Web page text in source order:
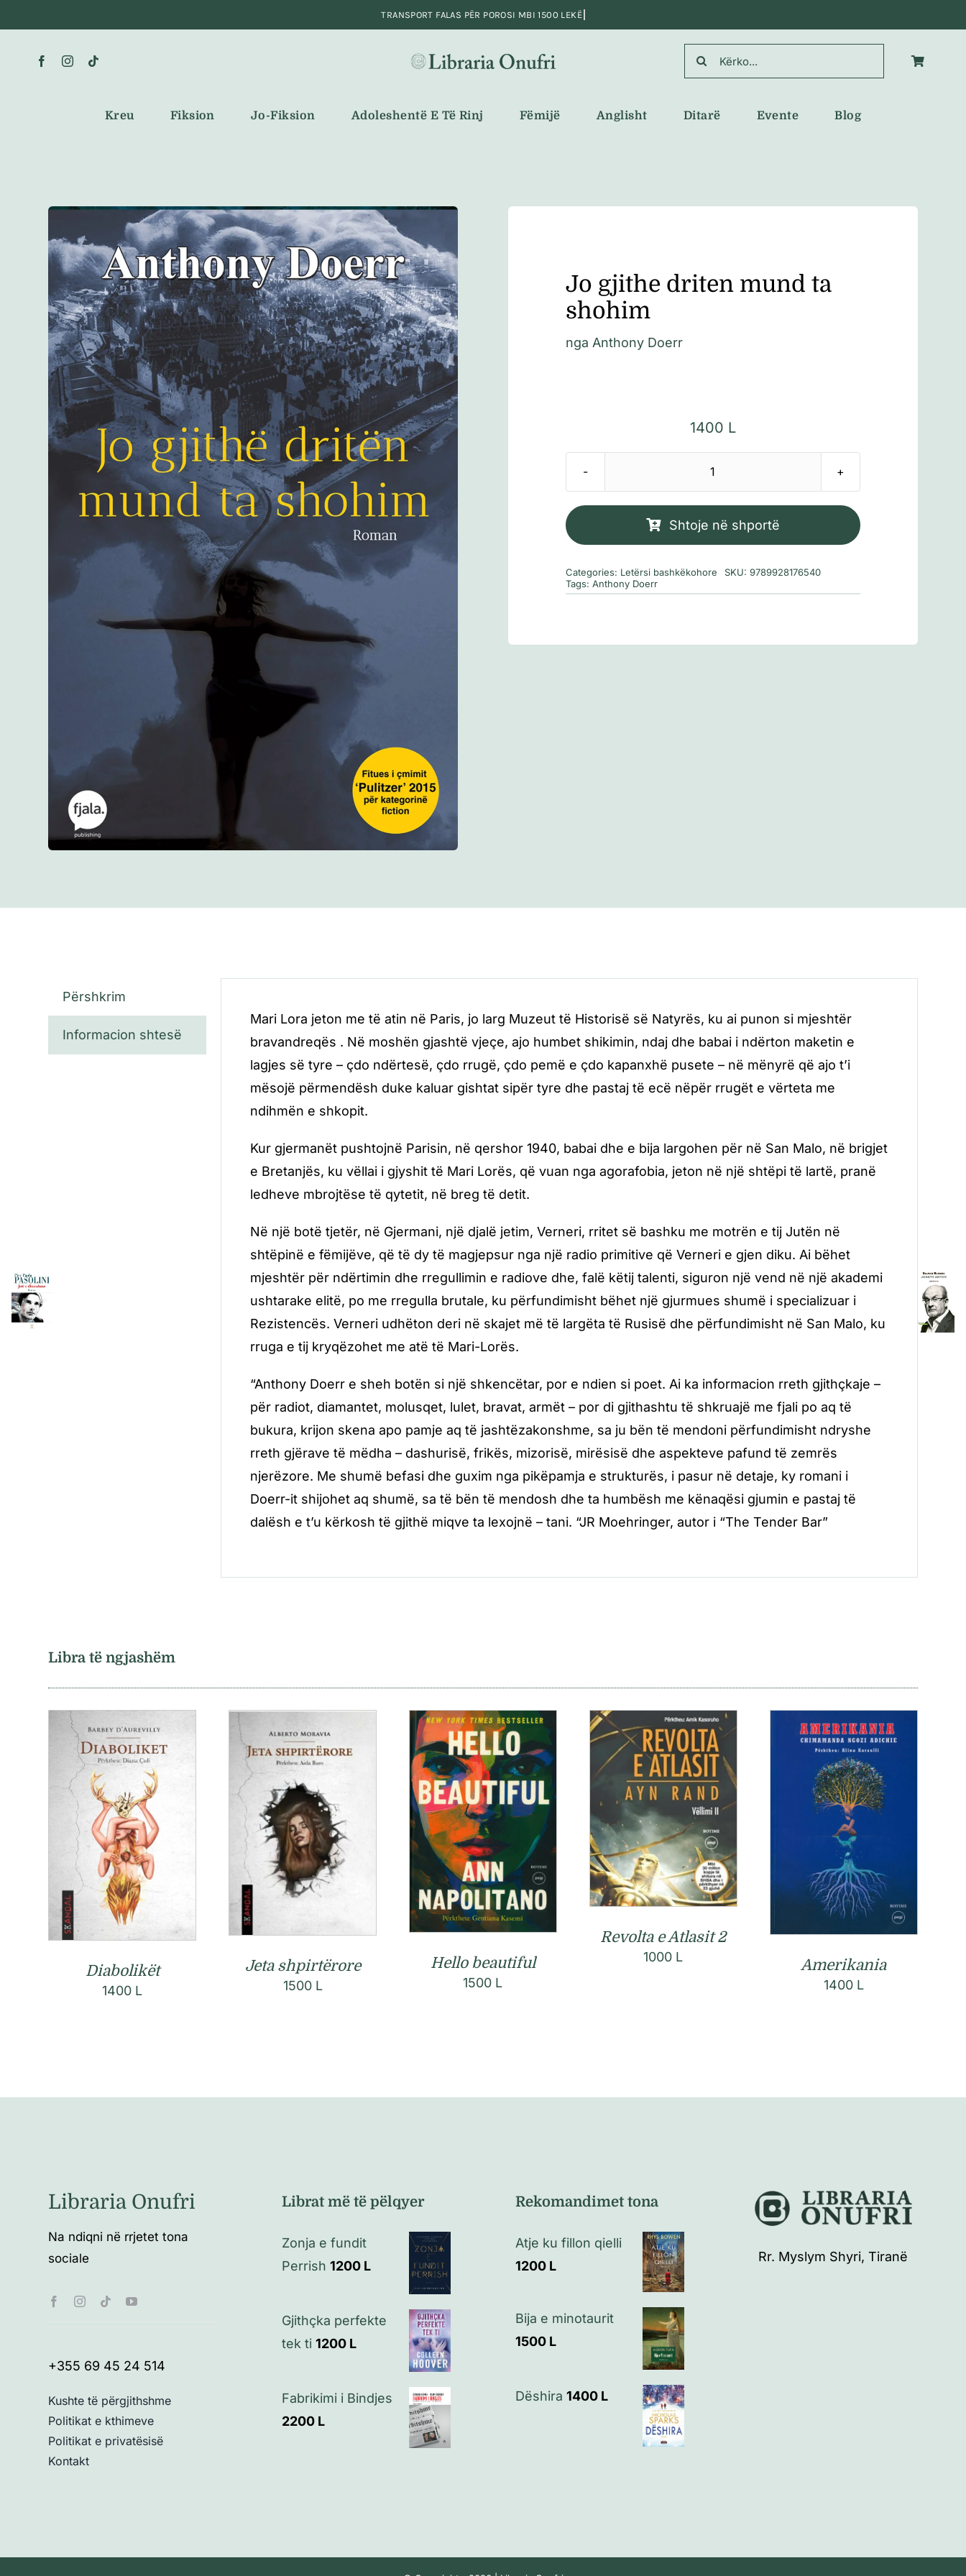
to
content
Search
for:
Kreu Fiksion Jo-Fiksion Adoleshentë E Të Rinj Fëmijë Anglisht Ditarë Evente Blog
Jo gjithe driten mund ta
shohim
nga Anthony Doerr
1400 L
Sasi
gjithe
Shtoje në shportë
Categories: Letërsi bashkëkohore SKU: 9789928176540
Tags: Anthony Doerr
Përshkrim
Informacion shtesë
Mari Lora jeton me të atin në Paris, jo larg Muzeut të Historisë së Natyrës, ku ai punon si mjeshtër
bravandreqës . Në moshën gjashtë vjeçe, ajo humbet shikimin, ndaj dhe babai i ndërton maketin e
lagjes së tyre – çdo ndërtesë, çdo rrugë, çdo pemë e çdo kapanxhë pusete – në mënyrë që ajo t’i
mësojë përmendësh duke kaluar gishtat sipër tyre dhe pastaj të ecë nëpër rrugët e vërteta me
ndihmën e shkopit.
Kur gjermanët pushtojnë Parisin, në qershor 1940, babai dhe e bija largohen për në San Malo, në brigjet
e Bretanjës, ku vëllai i gjyshit të Mari Lorës, që vuan nga agorafobia, jeton në një shtëpi të lartë, pranë
ledheve mbrojtëse të qytetit, në breg të detit.
Në një botë tjetër, në Gjermani, një djalë jetim, Verneri, rritet së bashku me motrën e tij Jutën në
shtëpinë e fëmijëve, që të dy të magjepsur nga një radio primitive që Verneri e gjen diku. Ai bëhet
mjeshtër për ndërtimin dhe rregullimin e radiove dhe, falë këtij talenti, siguron një vend në një akademi
ushtarake elitë, po me rregulla brutale, ku përfundimisht bëhet një gjurmues shumë i specializuar i
Rezistencës. Verneri udhëton deri në skajet më të largëta të Rusisë dhe përfundimisht në San Malo, ku
rruga e tij kryqëzohet me atë të Mari-Lorës.
“Anthony Doerr e sheh botën si një shkencëtar, por e ndien si poet. Ai ka informacion rreth gjithçkaje –
për radiot, diamantet, molusqet, lulet, bravat, armët – por di gjithashtu të shkruajë me fjali po aq të
bukura, krijon skena apo pamje aq të jashtëzakonshme, sa ju bën të mendoni përfundimisht ndryshe
rreth gjërave të mëdha – dashurisë, frikës, mizorisë, mirësisë dhe aspekteve pafund të zemrës
njerëzore. Me shumë befasi dhe guxim nga pikëpamja e strukturës, i pasur në detaje, ky romani i
Doerr-it shijohet aq shumë, sa të bën të mendosh dhe ta humbësh me kënaqësi gjumin e pastaj të
dalësh e t’u kërkosh të gjithë miqve ta lexojnë – tani. “JR Moehringer, autor i “The Tender Bar”
Libra të ngjashëm
Diabolikët
1400 L
Jeta shpirtërore
1500 L
Hello beautiful
1500 L
Revolta e Atlasit 2
1000 L Amerikania
1400 L
Libraria Onufri
Na ndiqni në rrjetet tona
sociale
+355 69 45 24 514
Kushte të përgjithshme
Politikat e kthimeve
Politikat e privatësisë
Kontakt
Librat më të pëlqyer
Zonja e fundit
Perrish 1200 L
Gjithçka perfekte
tek ti 1200 L
Fabrikimi i Bindjes
2200 L
Rekomandimet tona
Atje ku fillon qielli
1200 L
Bija e minotaurit
1500 L
Dëshira 1400 L
Rr. Myslym Shyri, Tiranë